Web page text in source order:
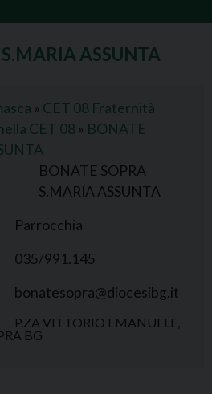
ASSUNTA
» CET 08 Fraternità
CET 08 » BONATE
BONATE SOPRA
S.MARIA ASSUNTA
Parrocchia
035/991.145
bonatesopra@diocesibg.it
P.ZA VITTORIO EMANUELE,
BG